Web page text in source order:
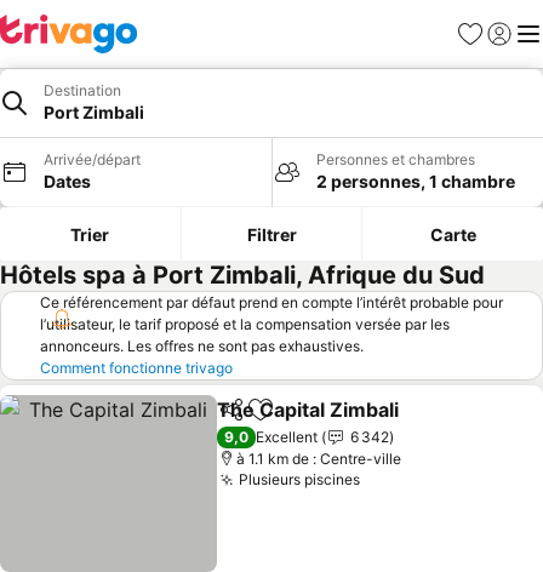
Favoris
Se
Destination
Port Zimbali
Arrivée/départ
Dates
Personnes et chambres
2 personnes, 1 chambre
Trier Filtrer Carte
Hôtels spa à Port Zimbali, Afrique du Sud
Ce référencement par défaut prend en compte l’intérêt probable pour
l’utilisateur, le tarif proposé et la compensation versée par les
annonceurs. Les offres ne sont pas exhaustives.
Comment fonctionne trivago
PartagerAjouter à mes favoris
The Capital Zimbali
9,0 Excellent
6 342
à 1.1 km de : Centre-ville
Plusieurs piscinesConsulter les prix